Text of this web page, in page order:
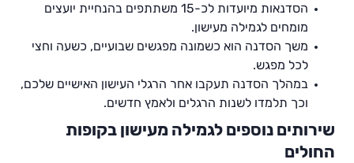
הסדנאות מיועדות לכ-15 משתתפים בהנחיית יועצים
מומחים לגמילה מעישון.
משך הסדנה הוא כשמונה מפגשים שבועיים, כשעה וחצי
לכל מפגש.
במהלך הסדנה תעקבו אחר הרגלי העישון האישיים שלכם,
וכך תלמדו לשנות הרגלים ולאמץ חדשים.
שירותים נוספים לגמילה מעישון בקופות
החולים